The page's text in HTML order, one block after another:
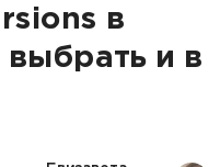
в
и в